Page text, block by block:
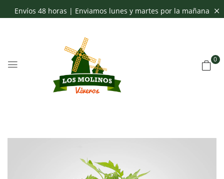
Envíos 48 horas | Enviamos lunes y martes por la mañana
0